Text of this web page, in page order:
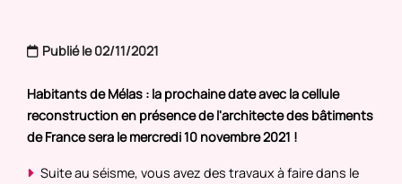
Publié le 02/11/2021
Habitants de Mélas : la prochaine date avec la cellule
reconstruction en présence de l'architecte des bâtiments
de France sera le mercredi 10 novembre 2021 !
Suite au séisme, vous avez des travaux à faire dans le